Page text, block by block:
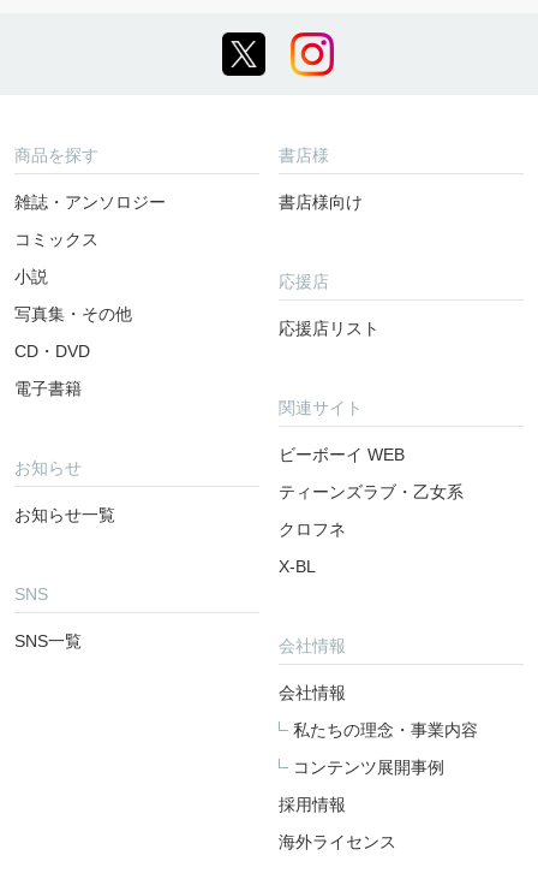
商品を探す
雑誌・アンソロジー
コミックス
小説
写真集・その他
CD・DVD
電子書籍
お知らせ
お知らせ一覧
SNS
SNS一覧
書店様
書店様向け
応援店
応援店リスト
関連サイト
ビーボーイ WEB
ティーンズラブ・乙女系
クロフネ
X-BL
会社情報
会社情報
私たちの理念・事業内容
コンテンツ展開事例
採用情報
海外ライセンス